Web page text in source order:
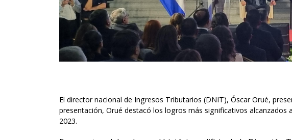
El director nacional de Ingresos Tributarios (DNIT), Óscar Orué,
presentación, Orué destacó los logros más significativos
2023.